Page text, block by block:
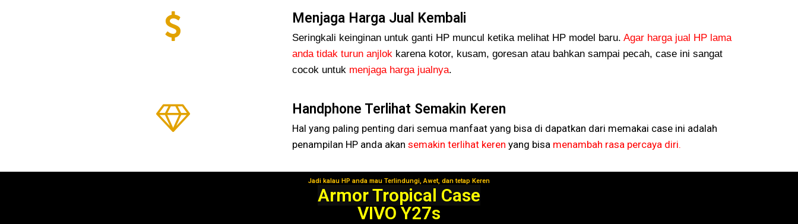
Menjaga Harga Jual Kembali
Seringkali keinginan untuk ganti HP muncul ketika melihat HP model baru. Agar harga jual HP lama
anda tidak turun anjlokkarena kotor, kusam, goresan atau bahkan sampai pecah, case ini sangat
cocok untuk menjaga harga jualnya.
Handphone Terlihat Semakin Keren
Hal yang paling penting dari semua manfaat yang bisa di dapatkan dari memakai case ini adalah
penampilan HP anda akan semakin terlihat keren yang bisa menambah rasa percaya diri.
Jadi kalau HP anda mau Terlindungi, Awet, dan tetap Keren
Segera Gunakan!
Armor Tropical Case
VIVO Y27s